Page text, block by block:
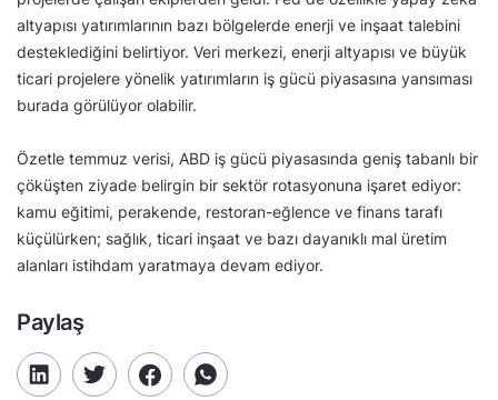
altyapısı yatırımlarının bazı bölgelerde enerji ve inşaat talebini
desteklediğini belirtiyor. Veri merkezi, enerji altyapısı ve büyük
ticari projelere yönelik yatırımların iş gücü piyasasına yansıması
burada görülüyor olabilir.
Özetle temmuz verisi, ABD iş gücü piyasasında geniş tabanlı bir
çöküşten ziyade belirgin bir sektör rotasyonuna işaret ediyor:
kamu eğitimi, perakende, restoran-eğlence ve finans tarafı
küçülürken; sağlık, ticari inşaat ve bazı dayanıklı mal üretim
alanları istihdam yaratmaya devam ediyor.
Paylaş